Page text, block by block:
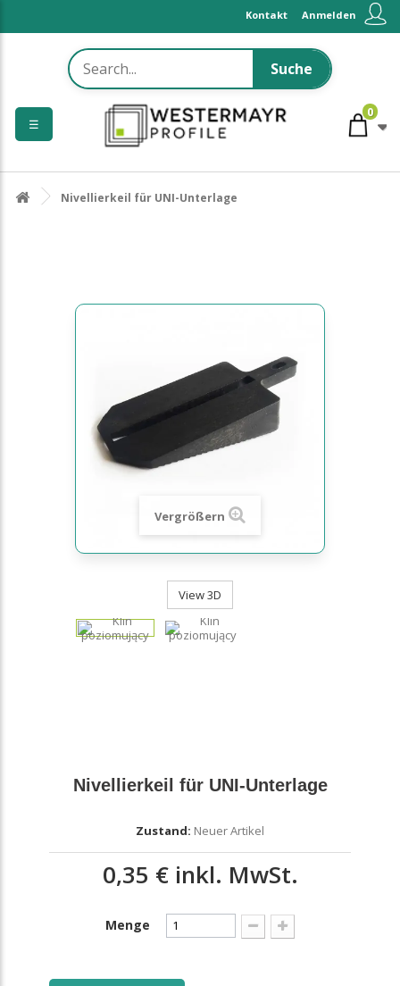
Anmelden
Kontakt
Suche
0
Nivellierkeil für UNI-Unterlage
Vergrößern
View 3D
Nivellierkeil für UNI-Unterlage
Zustand: Neuer Artikel
0,35 €inkl. MwSt.
Menge
☰